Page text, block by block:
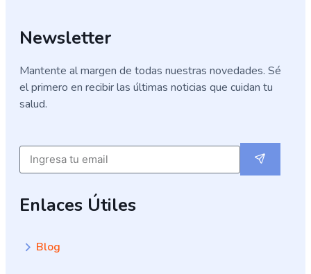
Newsletter
Mantente al margen de todas nuestras novedades. Sé
el primero en recibir las últimas noticias que cuidan tu
salud.
Email Submit
Enlaces Útiles
Blog